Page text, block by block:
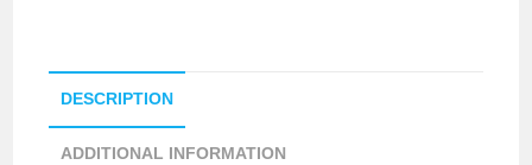
DESCRIPTION
ADDITIONAL INFORMATION